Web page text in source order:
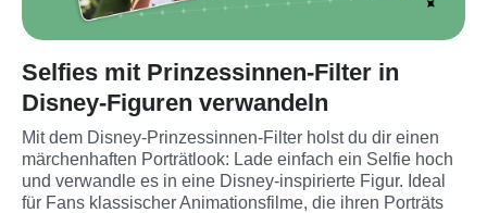
Selfies mit Prinzessinnen-Filter in
Disney-Figuren verwandeln
Mit dem Disney-Prinzessinnen-Filter holst du dir einen
märchenhaften Porträtlook: Lade einfach ein Selfie hoch
und verwandle es in eine Disney-inspirierte Figur. Ideal
für Fans klassischer Animationsfilme, die ihren Porträts